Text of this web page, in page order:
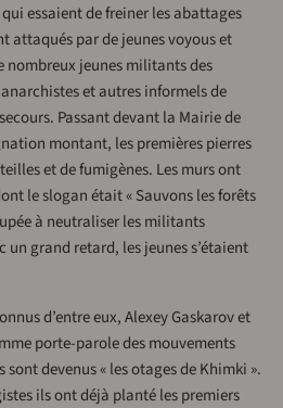
essaient de freiner les abattages
attaqués par de jeunes voyous et
nombreux jeunes militants des
et autres informels de
Passant devant la Mairie de
montant, les premières pierres
et de fumigènes. Les murs ont
le slogan était « Sauvons les forêts
à neutraliser les militants
un grand retard, les jeunes s’étaient
d’entre eux, Alexey Gaskarov et
porte-parole des mouvements
devenus « les otages de Khimki ».
ils ont déjà planté les premiers